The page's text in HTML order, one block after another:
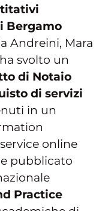
Bergamo
Andreini, Mara
svolto un
di Notaio
di servizi
in un
online
pubblicato
Practice